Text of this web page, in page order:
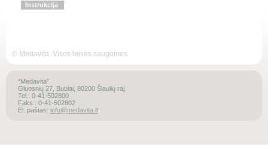
Instrukcija
© Medavita. Visos teisės saugomos
“Medavita”
Gluosnių 27, Bubiai, 80200 Šiaulių raj.
Tel.: 0-41-502800
Faks.: 0-41-502802
El. paštas: info@medavita.lt